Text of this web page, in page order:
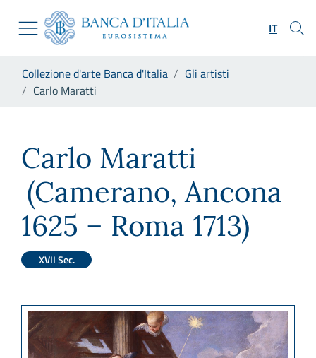
Skip to Main Content
Vai al sito istituzionale
Vai al menu di navigazione
Vai alla ricerca
Vai al footer
IT
Collezione d'arte Banca d'Italia
Gli artisti
Carlo Maratti
Carlo Maratti
(Camerano, Ancona
1625 – Roma 1713)
XVII Sec.